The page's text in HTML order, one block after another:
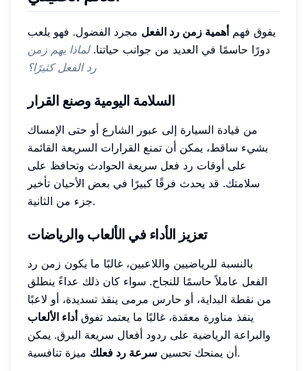
يفوق فهمأهمية زمن رد الفعل مجرد الفضول. فهو يلعب
دورًا حاسمًا في العديد من جوانب حياتنا.لماذا يهم زمن
رد الفعل كثيرًا؟
السلامة اليومية وصنع القرار
من قيادة السيارة إلى عبور الشارع أو حتى الإمساك
بشيء ساقط، يمكن أن تمنع القرارات السريعة القائمة
على أوقات رد فعل سريعة الحوادث وتحافظ على
سلامتك. قد يحدث فرقًا كبيرًا في بعض الأحيان تأخير
جزء من الثانية.
تعزيز الأداء في الألعاب والرياضات
بالنسبة للرياضيين واللاعبين، غالبًا ما يكون زمن رد
الفعل عاملاً حاسمًا للنجاح. سواء كان ذلك عداءً ينطلق
من نقطة البداية، أو حارس مرمى ينقذ تسديدة، أو لاعبًا
ينفذ مناورة معقدة، غالبًا ما يعتمد تفوقأداء الألعاب
والبراعة الرياضية على ردود أفعال سريعة البرق. يمكن
أن يمنحك تحسين سرعة رد فعلك ميزة تنافسية.